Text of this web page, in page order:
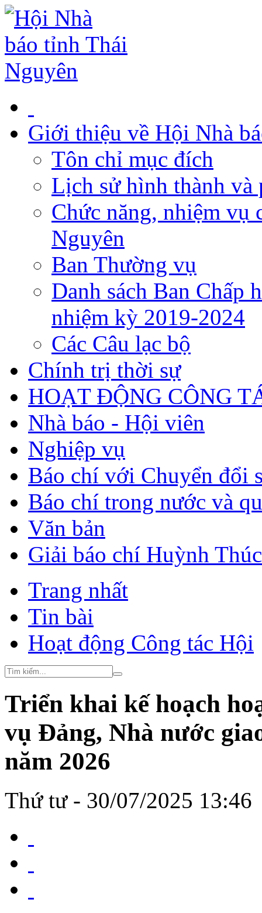
Giới thiệu về Hội Nhà
Tôn chỉ mục đích
Lịch sử hình thành và
Chức năng, nhiệm vụ
Nguyên
Ban Thường vụ
Danh sách Ban Chấp
nhiệm kỳ 2019-2024
Các Câu lạc bộ
Chính trị thời sự
HOẠT ĐỘNG CÔNG
Nhà báo - Hội viên
Nghiệp vụ
Báo chí với Chuyển đổi
Báo chí trong nước và
Văn bản
Giải báo chí Huỳnh
Trang nhất
Tin bài
Hoạt động Công tác Hội
Triển khai kế hoạch
vụ Đảng, Nhà nước
năm 2026
Thứ tư - 30/07/2025 13:46